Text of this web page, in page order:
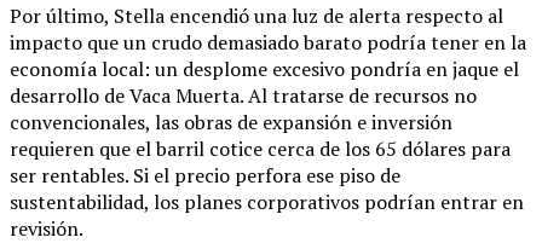
Por último, Stella encendió una luz de alerta respecto al
impacto que un crudo demasiado barato podría tener en la
economía local: un desplome excesivo pondría en jaque el
desarrollo de Vaca Muerta. Al tratarse de recursos no
convencionales, las obras de expansión e inversión
requieren que el barril cotice cerca de los 65 dólares para
ser rentables. Si el precio perfora ese piso de
sustentabilidad, los planes corporativos podrían entrar en
revisión.